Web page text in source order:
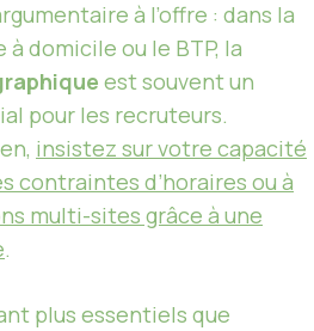
à l’offre : dans la
à domicile ou le BTP, la
est souvent un
pour les recruteurs.
insistez sur votre capacité
contraintes d’horaires ou à
multi-sites grâce à une
.
plus essentiels que